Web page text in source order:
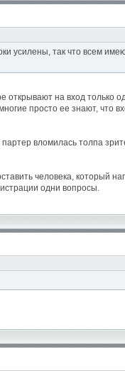
усилены, так что всем
на вход
просто ее знают,
вломилась толпа
человека, который
одни вопросы.